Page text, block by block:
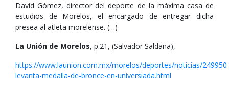
David Gómez, director del deporte de la máxima casa de
estudios de Morelos, el encargado de entregar dicha
presea al atleta morelense. (…)
La Unión de Morelos, p.21, (Salvador Saldaña),
https://www.launion.com.mx/morelos/deportes/noticias/249950-
levanta-medalla-de-bronce-en-universiada.html